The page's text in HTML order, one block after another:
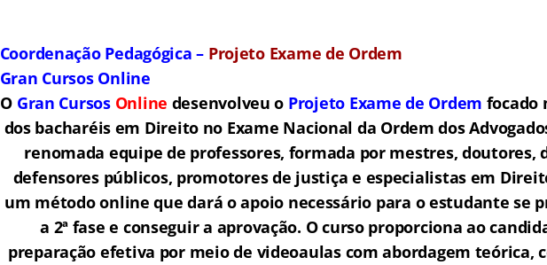
Coordenação Pedagógica – Projeto Exame de Ordem
Gran Cursos Online
O Gran Cursos Online desenvolveu o Projeto Exame de Ordem focado
dos bacharéis em Direito no Exame Nacional da Ordem dos
renomada equipe de professores, formada por mestres, doutores,
defensores públicos, promotores de justiça e especialistas em
um método online que dará o apoio necessário para o estudante se
a 2ª fase e conseguir a aprovação. O curso proporciona ao
preparação efetiva por meio de videoaulas com abordagem teórica,